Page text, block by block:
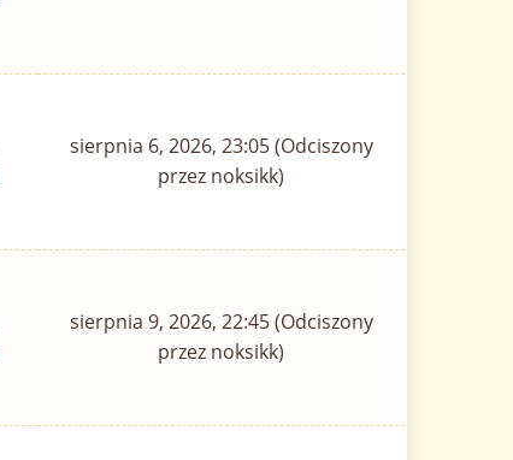
sierpnia 6, 2026, 23:05 (Odciszony
przez noksikk)
sierpnia 9, 2026, 22:45 (Odciszony
przez noksikk)